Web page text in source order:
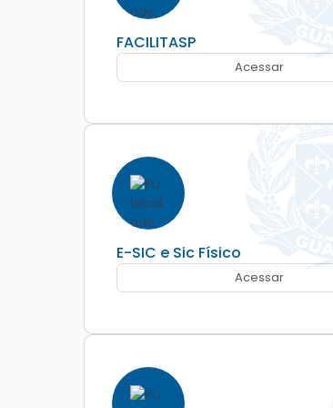
FACILITASP
Acessar
E-SIC e Sic Físico
Acessar